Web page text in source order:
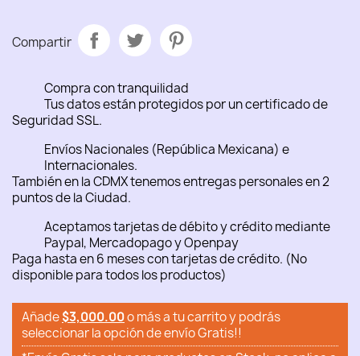
Compartir
Compra con tranquilidad
Tus datos están protegidos por un certificado de
Seguridad SSL.
Envíos Nacionales (República Mexicana) e
Internacionales.
También en la CDMX tenemos entregas personales en 2
puntos de la Ciudad.
Aceptamos tarjetas de débito y crédito mediante
Paypal, Mercadopago y Openpay
Paga hasta en 6 meses con tarjetas de crédito. (No
disponible para todos los productos)
Añade$3,000.00o más a tu carrito y podrás
seleccionar la opción de envío Gratis!!